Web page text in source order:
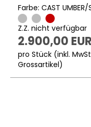
Farbe: CAST UMBER/
Z.Z. nicht verfügbar
2.900,00 EUR
pro Stück (inkl.
Grossartikel)